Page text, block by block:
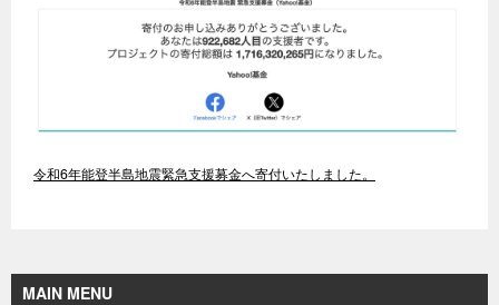
令和6年能登半島地震緊急支援募金へ寄付いたしました。
MAIN MENU